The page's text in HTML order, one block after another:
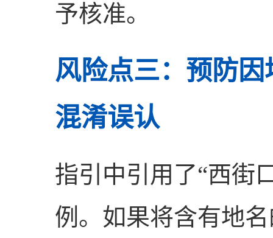
予核准。
风险点三：预防
混淆误认
指引中引用了“西街
例。如果将含有地